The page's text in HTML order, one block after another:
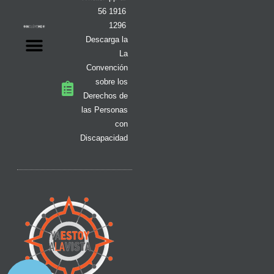
56 1916
1296
Descarga la
La
Convención
sobre los
Derechos de
las Personas
con
Discapacidad